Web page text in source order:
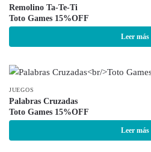
Remolino Ta-Te-Ti
Toto Games 15%OFF
Leer más
JUEGOS
Palabras Cruzadas
Toto Games 15%OFF
Leer más